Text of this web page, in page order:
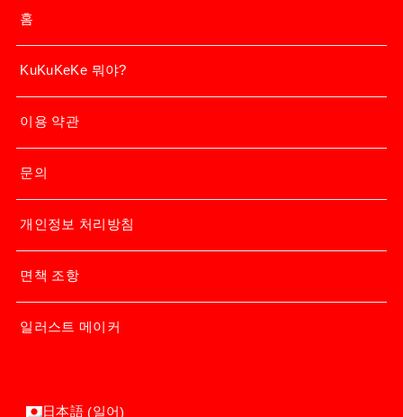
홈
KuKuKeKe 뭐야?
이용 약관
문의
개인정보 처리방침
면책 조항
일러스트 메이커
日本語 (일어)